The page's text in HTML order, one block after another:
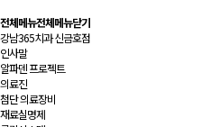
전체메뉴전체메뉴닫기
강남365치과 신금호점
인사말
알파덴 프로젝트
의료진
첨단 의료장비
재료실명제